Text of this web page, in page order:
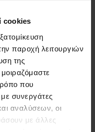
cookies
παροχή λειτουργιών
της
που
με συνεργάτες
αναλύσεων, οι
με άλλες
Live Pour Homme
de Toilette - Tester
- Eau de Toilette -
- Άνδρες
διαθέσιμο
€